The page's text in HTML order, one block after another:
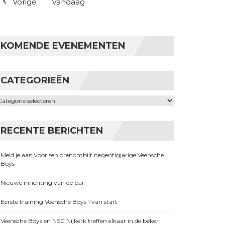
KOMENDE EVENEMENTEN
CATEGORIEËN
RECENTE BERICHTEN
Meld je aan voor seniorenontbijt negentigjarige Veensche
Boys
Nieuwe inrichting van de bar
Eerste training Veensche Boys 1 van start
Veensche Boys en NSC Nijkerk treffen elkaar in de beker